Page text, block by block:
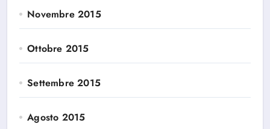
Novembre 2015
Ottobre 2015
Settembre 2015
Agosto 2015